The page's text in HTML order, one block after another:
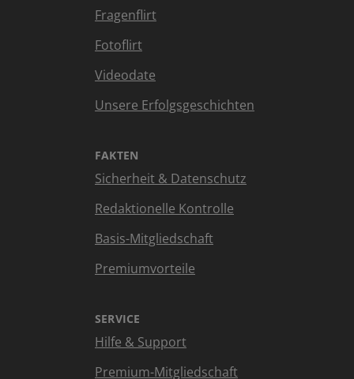
Fragenflirt
Fotoflirt
Videodate
Unsere Erfolgsgeschichten
FAKTEN
Sicherheit & Datenschutz
Redaktionelle Kontrolle
Basis-Mitgliedschaft
Premiumvorteile
SERVICE
Hilfe & Support
Premium-Mitgliedschaft